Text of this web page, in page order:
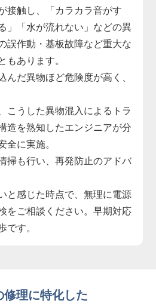
接触し、「カラカラ音がす
」「水が流れない」などの異
誤作動・基板故障など重大な
もあります。
んだ異物ほど危険度が高く、
こうした異物混入によるトラ
造を熟知したエンジニアが分
全に実施。
掃も行い、再発防止のアドバ
と感じた時点で、無理に電源
をご相談ください。早期対応
です。
修理に特化した